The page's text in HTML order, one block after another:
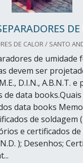
DE CALOR / SANTO
de umidade
devem ser
D.I.N., A.B.N.T.
de data books.Quais
data books
de soldagem (
e certificados
); Desenhos;